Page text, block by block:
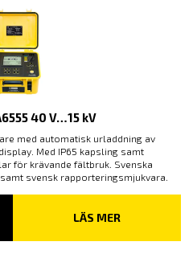
40 V…15 kV
med automatisk urladdning av
Med IP65 kapsling samt
för krävande fältbruk. Svenska
svensk rapporteringsmjukvara.
LÄS MER